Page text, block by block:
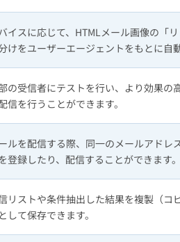
イスに応じて、HTMLメール画像の「
けをユーザーエージェントをもとに自
の受信者にテストを行い、より効果の
信を行うことができます。
ルを配信する際、同一のメールアドレ
登録したり、配信することができます。
リストや条件抽出した結果を複製（コ
して保存できます。